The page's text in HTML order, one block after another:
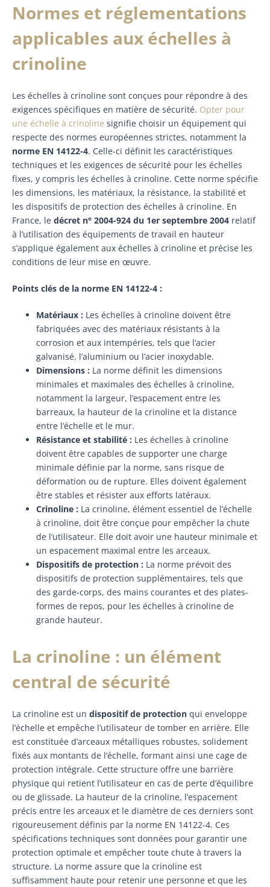
Normes et réglementations
applicables aux échelles à
crinoline
Les échelles à crinoline sont conçues pour répondre à des
exigences spécifiques en matière de sécurité. Opter pour
une échelle à crinoline signifie choisir un équipement qui
respecte des normes européennes strictes, notamment la
norme EN 14122-4. Celle-ci définit les caractéristiques
techniques et les exigences de sécurité pour les échelles
fixes, y compris les échelles à crinoline. Cette norme spécifie
les dimensions, les matériaux, la résistance, la stabilité et
les dispositifs de protection des échelles à crinoline. En
France, le décret n° 2004-924 du 1er septembre 2004 relatif
à l’utilisation des équipements de travail en hauteur
s’applique également aux échelles à crinoline et précise les
conditions de leur mise en œuvre.
Points clés de la norme EN 14122-4 :
Matériaux : Les échelles à crinoline doivent être
fabriquées avec des matériaux résistants à la
corrosion et aux intempéries, tels que l’acier
galvanisé, l’aluminium ou l’acier inoxydable.
Dimensions : La norme définit les dimensions
minimales et maximales des échelles à crinoline,
notamment la largeur, l’espacement entre les
barreaux, la hauteur de la crinoline et la distance
entre l’échelle et le mur.
Résistance et stabilité : Les échelles à crinoline
doivent être capables de supporter une charge
minimale définie par la norme, sans risque de
déformation ou de rupture. Elles doivent également
être stables et résister aux efforts latéraux.
Crinoline : La crinoline, élément essentiel de l’échelle
à crinoline, doit être conçue pour empêcher la chute
de l’utilisateur. Elle doit avoir une hauteur minimale et
un espacement maximal entre les arceaux.
Dispositifs de protection : La norme prévoit des
dispositifs de protection supplémentaires, tels que
des garde-corps, des mains courantes et des plates-
formes de repos, pour les échelles à crinoline de
grande hauteur.
La crinoline : un élément
central de sécurité
La crinoline est un dispositif de protection qui enveloppe
l’échelle et empêche l’utilisateur de tomber en arrière. Elle
est constituée d’arceaux métalliques robustes, solidement
fixés aux montants de l’échelle, formant ainsi une cage de
protection intégrale. Cette structure offre une barrière
physique qui retient l’utilisateur en cas de perte d’équilibre
ou de glissade. La hauteur de la crinoline, l’espacement
précis entre les arceaux et le diamètre de ces derniers sont
rigoureusement définis par la norme EN 14122-4. Ces
spécifications techniques sont données pour garantir une
protection optimale et empêcher toute chute à travers la
structure. La norme assure que la crinoline est
suffisamment haute pour retenir une personne et que les